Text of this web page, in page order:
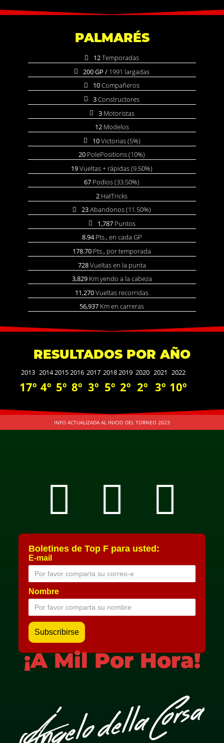
PALMARÉS
12Temporadas
200 GP / 1991 largadas
10Compañeros
3Constructores
3Motoristas
12Modelos
10Victorias (5%)
20 PolePositions (10%)
19Vueltas + rápidas (9.50%)
67 Podios (33.50%)
2 HatTricks
23Abandonos (11.50%)
1,787Puntos
8.94Pts., en cada GP
178.70 Pts., por temporada
728Vueltas en la punta
3,829Km yendo a la cabeza
11,270Vueltas recorridas
56,937 Km en carreras
RESULTADOS POR AÑO
2013 201420152016 2017 20182019 2020 2021 2022
17º 4º 5º 8º 3º 5º 2º 2º 3º 10º
INFO ACTUALIZADA AL INICIO DEL TORNEO 2023
Boletines de Top F para usted:
E-mail
Nombre
¡A Mil Por Hora!